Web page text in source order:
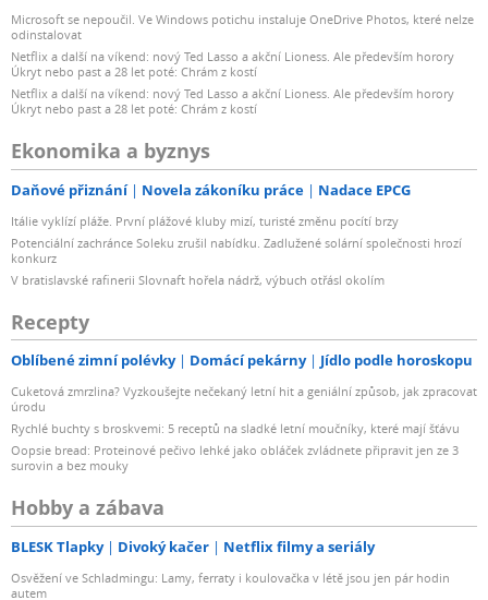
Microsoft se nepoučil. Ve Windows potichu instaluje OneDrive Photos, které nelze
odinstalovat
Netflix a další na víkend: nový Ted Lasso a akční Lioness. Ale především horory
Úkryt nebo past a 28 let poté: Chrám z kostí
Netflix a další na víkend: nový Ted Lasso a akční Lioness. Ale především horory
Úkryt nebo past a 28 let poté: Chrám z kostí
Ekonomika a byznys
Daňové přiznání Novela zákoníku práce Nadace EPCG
Itálie vyklízí pláže. První plážové kluby mizí, turisté změnu pocítí brzy
Potenciální zachránce Soleku zrušil nabídku. Zadlužené solární společnosti hrozí
konkurz
V bratislavské rafinerii Slovnaft hořela nádrž, výbuch otřásl okolím
Recepty
Oblíbené zimní polévky Domácí pekárny Jídlo podle horoskopu
Cuketová zmrzlina? Vyzkoušejte nečekaný letní hit a geniální způsob, jak zpracovat
úrodu
Rychlé buchty s broskvemi: 5 receptů na sladké letní moučníky, které mají šťávu
Oopsie bread: Proteinové pečivo lehké jako obláček zvládnete připravit jen ze 3
surovin a bez mouky
Hobby a zábava
BLESK Tlapky Divoký kačer Netflix filmy a seriály
Osvěžení ve Schladmingu: Lamy, ferraty i koulovačka v létě jsou jen pár hodin
autem